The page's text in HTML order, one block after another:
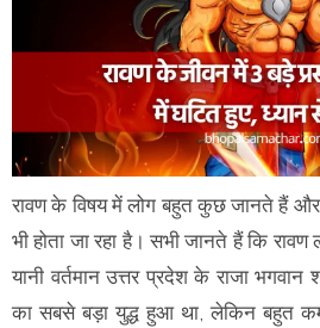
रावण के विषय में लोग बहुत कुछ जानते हैं
भी होता जा रहा है। सभी जानते हैं कि
यानी वर्तमान उत्तर प्रदेश के राजा
का सबसे बड़ा युद्ध हुआ था, लेकिन बहुत